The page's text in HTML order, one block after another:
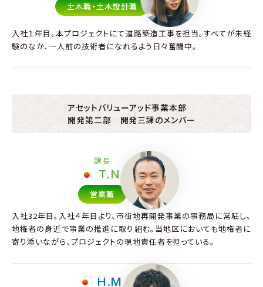
土木職・土木設計職
入社１年目。本プロジェクトにて道路築造工事を担当。すべてが未経
験のなか、一人前の技術者になれるよう日々奮闘中。
アセットバリューアッド事業本部
開発第二部 開発三課のメンバー
課長
T.N
営業職
入社32年目。入社４年目より、市街地再開発事業の事務局に常駐し、
地権者の身近で事業の推進に取り組む。当地区においても地権者に
寄り添いながら、プロジェクトの現地責任者を担っている。
H.M